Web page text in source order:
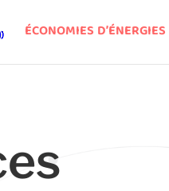
ÉCONOMIES D’ÉNERGIES